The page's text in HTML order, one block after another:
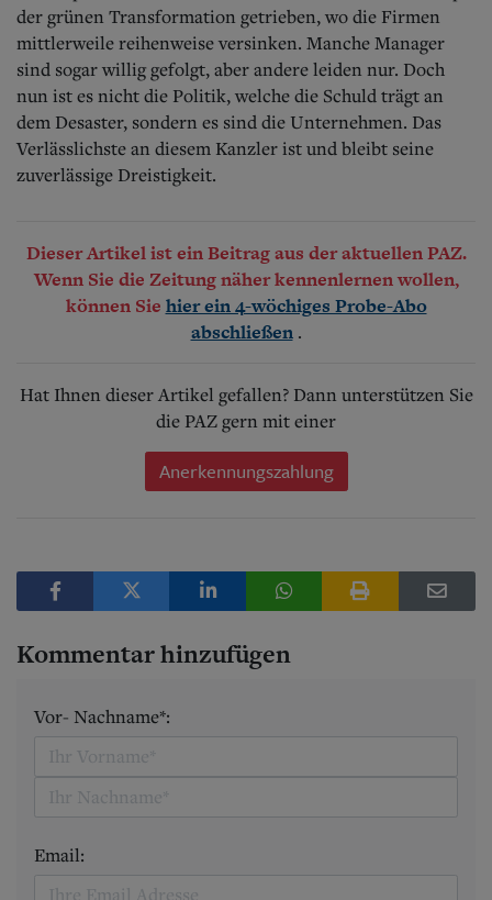
der grünen Transformation getrieben, wo die Firmen
mittlerweile reihenweise versinken. Manche Manager
sind sogar willig gefolgt, aber andere leiden nur. Doch
nun ist es nicht die Politik, welche die Schuld trägt an
dem Desaster, sondern es sind die Unternehmen. Das
Verlässlichste an diesem Kanzler ist und bleibt seine
zuverlässige Dreistigkeit.
Dieser Artikel ist ein Beitrag aus der aktuellen PAZ.
Wenn Sie die Zeitung näher kennenlernen wollen,
können Sie hier ein 4-wöchiges Probe-Abo
abschließen .
Hat Ihnen dieser Artikel gefallen? Dann unterstützen Sie
die PAZ gern mit einer
Anerkennungszahlung
Kommentar hinzufügen
Vor- Nachname*:
Email: